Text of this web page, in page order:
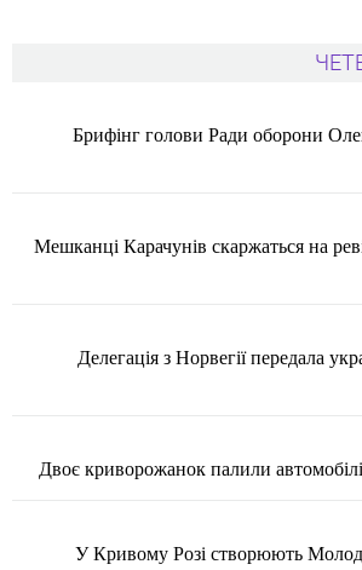
Брифінг голови Ради оборони
Мешканці Карачунів скаржаться на
Делегація з Норвегії передала
Двоє криворожанок палили
У Кривому Розі створюють